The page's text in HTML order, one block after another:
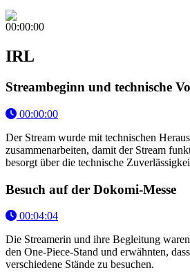
00:00:00
IRL
Streambeginn und technische
00:00:00
Der Stream wurde mit technischen
zusammenarbeiten, damit der Stream
besorgt über die technische
Besuch auf der Dokomi-Messe
00:04:04
Die Streamerin und ihre Begleitung
den One-Piece-Stand und erwähnten,
verschiedene Stände zu besuchen.